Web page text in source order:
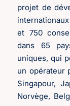
projet de
et 750
dans 65
uniques, qui
un opérateur
Singapour,
Norvège,